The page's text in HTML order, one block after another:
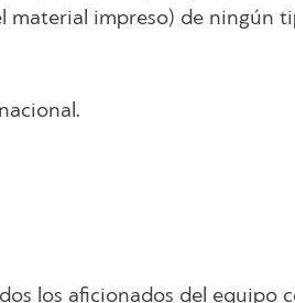
impreso) de ningún
los aficionados del equipo